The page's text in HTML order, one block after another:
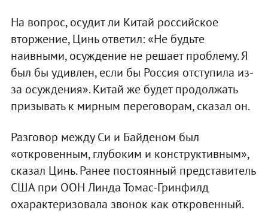
На вопрос, осудит ли Китай российское
вторжение, Цинь ответил: «Не будьте
наивными, осуждение не решает проблему. Я
был бы удивлен, если бы Россия отступила из-
за осуждения». Китай же будет продолжать
призывать к мирным переговорам, сказал он.
Разговор между Си и Байденом был
«откровенным, глубоким и конструктивным»,
сказал Цинь. Ранее постоянный представитель
США при ООН Линда Томас-Гринфилд
охарактеризовала звонок как откровенный.